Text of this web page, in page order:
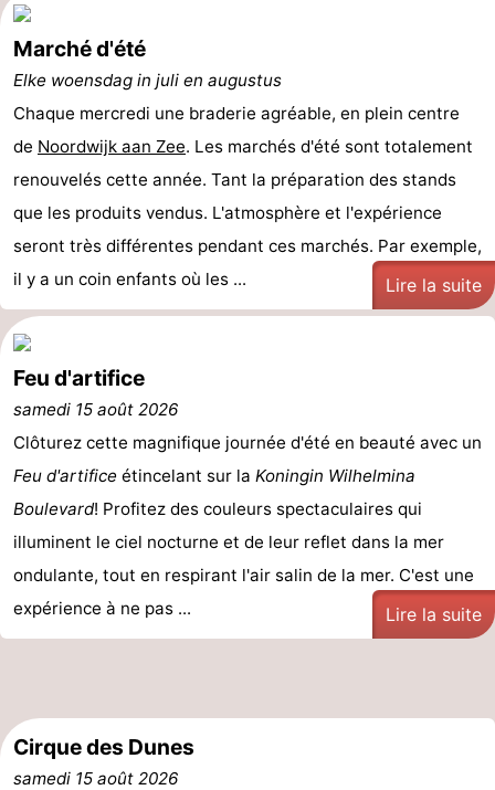
Voir
et
faire
Lieux
d'intérêt
-
Musées
-
Monuments
-
Points
de
Attractions
-
Terrains
jeux
-
de
intérieures
Experiences
Centres
bien-
&
Nature
Piscines
-
Marché d'été
Elke woensdag in juli en augustus
Chaque mercredi une braderie agréable, en plein centre
de Noordwijk aan Zee. Les marchés d'été sont totalement
renouvelés cette année. Tant la préparation des stands
que les produits vendus. L'atmosphère et l'expérience
seront très différentes pendant ces marchés. Par exemple,
il y a un coin enfants où les ...
Lire la suite
Feu d'artifice
samedi 15 août 2026
Clôturez cette magnifique journée d'été en beauté avec un
Feu d'artifice étincelant sur la Koningin Wilhelmina
Boulevard! Profitez des couleurs spectaculaires qui
illuminent le ciel nocturne et de leur reflet dans la mer
ondulante, tout en respirant l'air salin de la mer. C'est une
expérience à ne pas ...
Lire la suite
Cirque des Dunes
samedi 15 août 2026